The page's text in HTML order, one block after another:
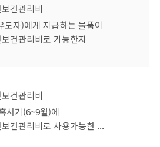
건관리비
도자)에게 지급하는 물품이
건관리비로 가능한지
건관리비
서기(6~9월)에
건관리비로 사용가능한 ...